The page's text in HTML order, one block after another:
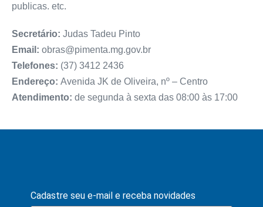
publicas. etc.
Secretário: Judas Tadeu Pinto
Email: obras@pimenta.mg.gov.br
Telefones: (37) 3412 2436
Endereço: Avenida JK de Oliveira, nº – Centro
Atendimento: de segunda à sexta das 08:00 às 17:00
Cadastre seu e-mail e receba novidades